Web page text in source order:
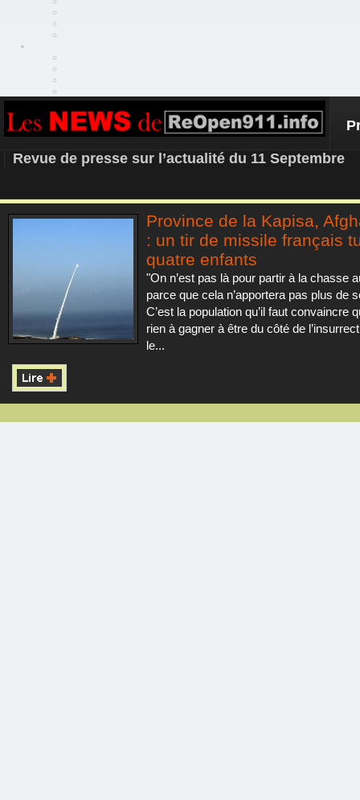
REOPEN911 – NEWS
Revue de presse sur l’actualité du 11 Septembre
Province de la Kapisa,
: un tir de missile français
quatre enfants
"On n’est pas là pour partir à la chasse
parce que cela n’apportera pas plus de
C’est la population qu’il faut convaincre
rien à gagner à être du côté de
le...